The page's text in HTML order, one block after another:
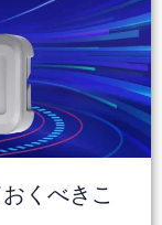
くべきこ